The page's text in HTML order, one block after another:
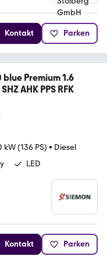
Kontakt Parken
Premium 1.6
AHK PPS RFK
kW (136 PS) • Diesel
LED
Kontakt Parken